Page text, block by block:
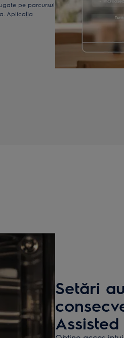
pe parcursul
Aplicația
Setări